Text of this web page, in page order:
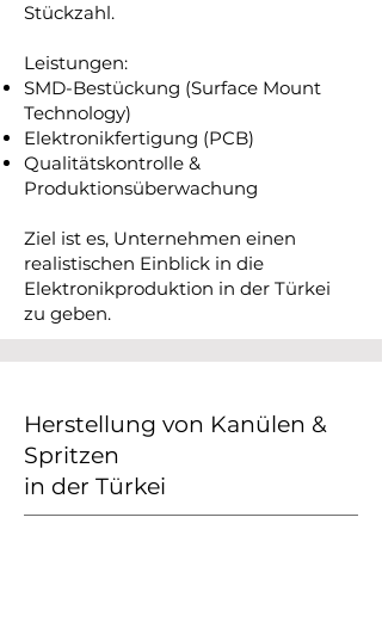
Stückzahl.
Leistungen:
SMD-Bestückung (Surface Mount
Technology)
Elektronikfertigung (PCB)
Qualitätskontrolle &
Produktionsüberwachung
Ziel ist es, Unternehmen einen
realistischen Einblick in die
Elektronikproduktion in der Türkei
zu geben.
Herstellung von Kanülen &
Spritzen
in der Türkei